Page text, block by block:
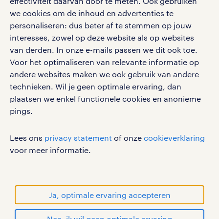
we cookies om de inhoud en advertenties te
personaliseren: dus beter af te stemmen op jouw
interesses, zowel op deze website als op websites
van derden. In onze e-mails passen we dit ook toe.
Voor het optimaliseren van relevante informatie op
andere websites maken we ook gebruik van andere
technieken. Wil je geen optimale ervaring, dan
plaatsen we enkel functionele cookies en anonieme
pings.
Lees ons privacy statement of onze cookieverklaring
voor meer informatie.
Ja, optimale ervaring accepteren
werken bij randstad
gebruikersvoorwaarden
privacystatement
cookies
disclaimer
sitemap
RANDSTAD, HUMAN FORWARD en SHAPING THE
WORLD OF WORK zijn geregistreerde